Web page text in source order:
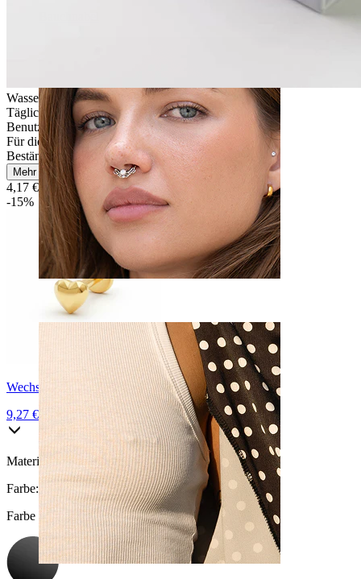
Septum
Wasserfest
Tägliches Tragen
Benutzerfreundlich
Für die meisten Hauttypen
Beständig
Mehr lesen
4,17 € 4,90 €
-15%
Wechsle zu Titan
9,27 €
Material: Chirurgenstahl
Farbe:
Farbe auswählen